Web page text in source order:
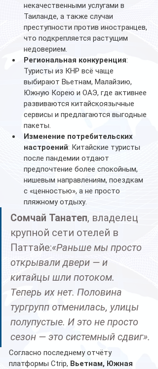
некачественными услугами в
Таиланде, а также случаи
преступности против иностранцев,
что подкрепляется растущим
недоверием.
Региональная конкуренция:
Туристы из КНР всё чаще
выбирают Вьетнам, Малайзию,
Южную Корею и ОАЭ, где активнее
развиваются китайскоязычные
сервисы и предлагаются выгодные
пакеты.
Изменение потребительских
настроений: Китайские туристы
после пандемии отдают
предпочтение более спокойным,
нишевым направлениям, поездкам
с «ценностью», а не просто
пляжному отдыху.
Сомчай Танатеп, владелец
крупной сети отелей в
Паттайе:«Раньше мы просто
открывали двери — и
китайцы шли потоком.
Теперь их нет. Половина
тургрупп отменилась, улицы
полупустые. И это не просто
сезон — это системный сдвиг».
Согласно последнему отчёту
платформы Ctrip, Вьетнам, Южная